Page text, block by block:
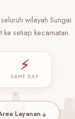
wilayah Sungai
setiap kecamatan.
⚡
SAME DAY
Layanan